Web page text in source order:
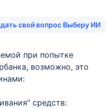
свой вопрос Выберу ИИ
при попытке
возможно, это
средств: